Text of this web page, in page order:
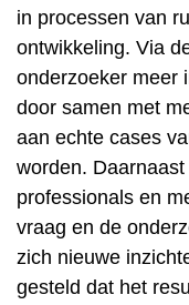
in processen van
ontwikkeling. Via
onderzoeker meer
door samen met
aan echte cases
worden.
professionals en
vraag en de
zich nieuwe
gesteld dat het